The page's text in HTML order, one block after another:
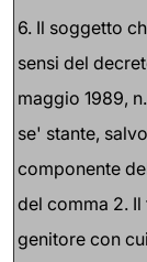
6. Il soggetto
sensi del
maggio 1989,
se' stante,
componente
del comma 2.
genitore con